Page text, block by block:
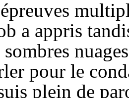
a appris
pour le
plein de